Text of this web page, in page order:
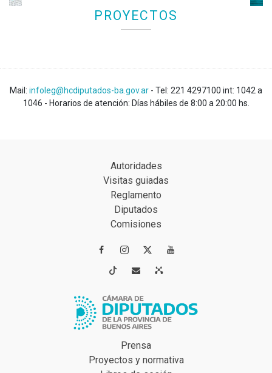
PROYECTOS
Mail: infoleg@hcdiputados-ba.gov.ar - Tel: 221 4297100 int: 1042 a
1046 - Horarios de atención: Días hábiles de 8:00 a 20:00 hs.
Autoridades
Visitas guiadas
Reglamento
Diputados
Comisiones
 
 
Prensa
Proyectos y normativa